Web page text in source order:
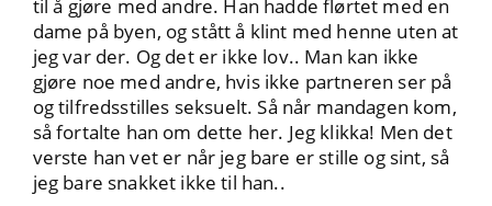
til å gjøre med andre. Han hadde flørtet med en
dame på byen, og stått å klint med henne uten at
jeg var der. Og det er ikke lov.. Man kan ikke
gjøre noe med andre, hvis ikke partneren ser på
og tilfredsstilles seksuelt. Så når mandagen kom,
så fortalte han om dette her. Jeg klikka! Men det
verste han vet er når jeg bare er stille og sint, så
jeg bare snakket ikke til han..